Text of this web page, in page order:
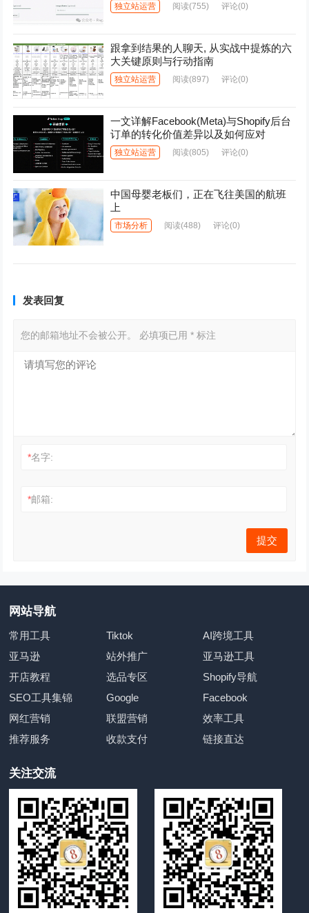
独立站运营 阅读(755) 评论(0)
跟拿到结果的人聊天, 从实战中提炼的六
大关键原则与行动指南
独立站运营 阅读(897) 评论(0)
一文详解Facebook(Meta)与Shopify后台
订单的转化价值差异以及如何应对
独立站运营 阅读(805) 评论(0)
中国母婴老板们，正在飞往美国的航班
上
市场分析 阅读(488) 评论(0)
发表回复
您的邮箱地址不会被公开。 必填项已用* 标注
*名字:
*邮箱:
网站导航
常用工具 Tiktok
AI跨境工具
亚马逊
站外推广
亚马逊工具
开店教程
选品专区
Shopify导航
SEO工具集锦
Google
Facebook
网红营销
联盟营销
效率工具
推荐服务
收款支付 链接直达
关注交流